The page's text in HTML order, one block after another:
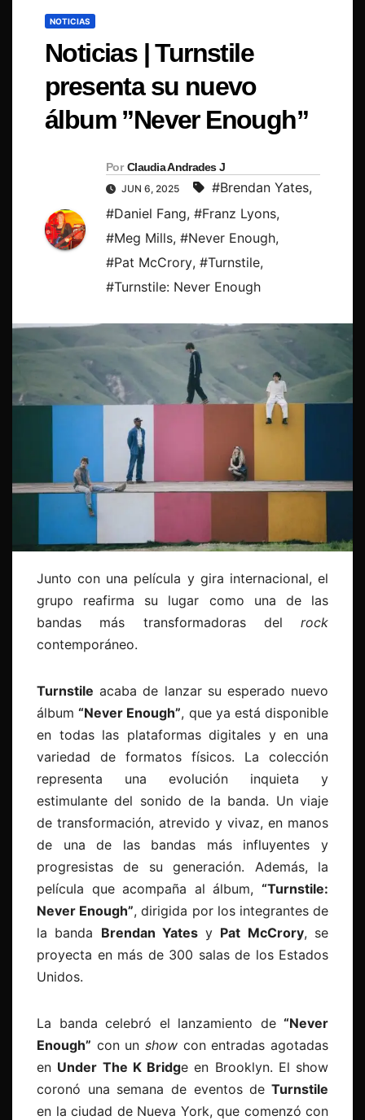
NOTICIAS
Noticias | Turnstile
presenta su nuevo
álbum ”Never Enough”
Por Claudia Andrades J
JUN 6, 2025 #Brendan Yates,
#Daniel Fang, #Franz Lyons,
#Meg Mills, #Never Enough,
#Pat McCrory, #Turnstile,
#Turnstile: Never Enough
Junto con una película y gira internacional, el
grupo reafirma su lugar como una de las
bandas más transformadoras del rock
contemporáneo.
Turnstile acaba de lanzar su esperado nuevo
álbum“Never Enough”, que ya está disponible
en todas las plataformas digitales y en una
variedad de formatos físicos. La colección
representa una evolución inquieta y
estimulante del sonido de la banda. Un viaje
de transformación, atrevido y vivaz, en manos
de una de las bandas más influyentes y
progresistas de su generación. Además, la
película que acompaña al álbum, “Turnstile:
Never Enough”, dirigida por los integrantes de
la banda Brendan Yatesy Pat McCrory, se
proyecta en más de 300 salas de los Estados
Unidos.
La banda celebró el lanzamiento de “Never
Enough” con un show con entradas agotadas
en Under The K Bridge en Brooklyn. El show
coronó una semana de eventos de Turnstile
en la ciudad de Nueva York, que comenzó con